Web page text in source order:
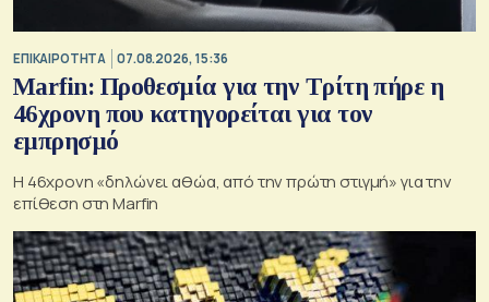
ΕΠΙΚΑΙΡΟΤΗΤΑ 07.08.2026, 15:36
Marfin: Προθεσμία για την Τρίτη πήρε η
46χρονη που κατηγορείται για τον
εμπρησμό
H 46χρονη «δηλώνει αθώα, από την πρώτη στιγμή» για την
επίθεση στη Marfin